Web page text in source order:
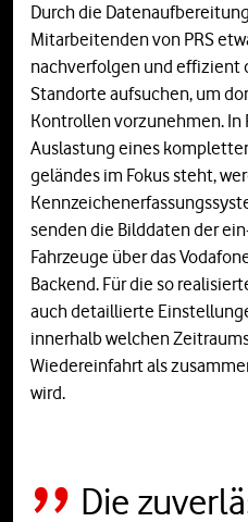
Durch die
Mitarbeitenden von PRS
nachverfolgen und effizient
Standorte aufsuchen, um
Kontrollen vorzunehmen. In
Auslastung eines
geländes im Fokus steht,
senden die Bilddaten der
Fahrzeuge über das
Backend. Für die so
auch detaillierte
innerhalb welchen
Wiedereinfahrt als
wird.
Die